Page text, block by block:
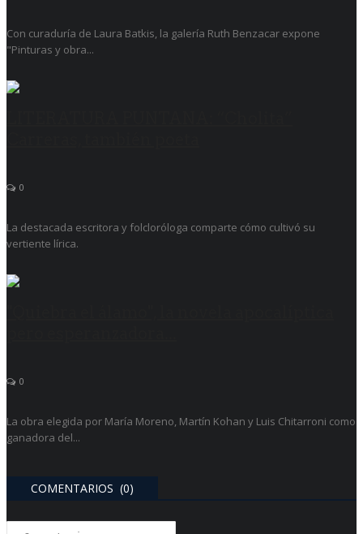
Con curaduría de Laura Batkis, la galería Ruth Benzacar expone
"Pinturas y obra...
0
La destacada escritora y folcloróloga comparte cómo cultivó su
vertiente lírica.
0
La obra elegida por María Moreno, Martín Kohan y Luis Chitarroni como
ganadora del...
COMENTARIOS (0)